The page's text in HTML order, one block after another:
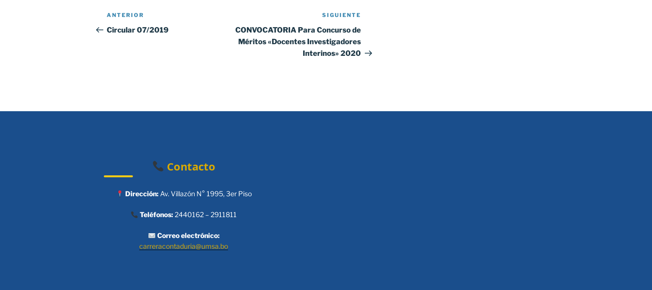
Navegación
de
Entrada
anterior:
ANTERIOR
Circular 07/2019
entrada
SIGUIENTE
CONVOCATORIA Para Concurso de
Méritos «Docentes Investigadores
Interinos» 2020
Contacto
Dirección:Av. Villazón N° 1995, 3er Piso
Teléfonos:2440162 – 2911811
Correo electrónico:
carreracontaduria@umsa.bo